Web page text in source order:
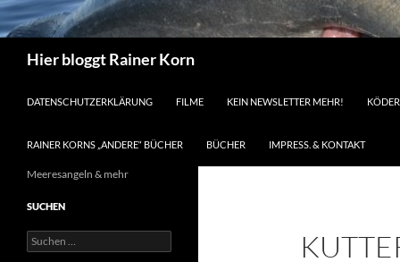
Hier bloggt Rainer Korn
DATENSCHUTZERKLÄRUNG FILME KEIN NEWSLETTER MEHR!
RAINER KORNS „ANDERE“ BÜCHER BÜCHER IMPRESS. & KONTAKT
Meeresangeln & mehr
SUCHEN
Suchen
nach: